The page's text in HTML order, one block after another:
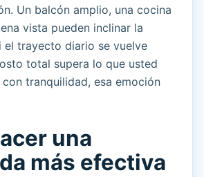
Un balcón amplio, una cocina
vista pueden inclinar la
el trayecto diario se vuelve
total supera lo que usted
tranquilidad, esa emoción
una
más efectiva